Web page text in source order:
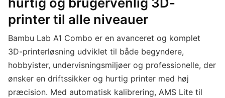
printer til alle niveauer
Bambu Lab A1 Combo er en avanceret og komplet
3D-printerløsning udviklet til både begyndere,
hobbyister, undervisningsmiljøer og professionelle, der
ønsker en driftssikker og hurtig printer med høj
præcision. Med automatisk kalibrering, AMS Lite til